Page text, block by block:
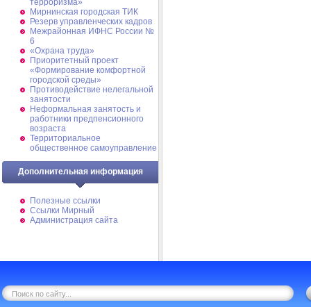
терроризма»
Мирнинская городская ТИК
Резерв управленческих кадров
Межрайонная ИФНС России №
6
«Охрана труда»
Приоритетный проект
«Формирование комфортной
городской среды»
Противодействие нелегальной
занятости
Неформальная занятость и
работники предпенсионного
возраста
Территориальное
общественное самоуправление
Дополнительная информация
Полезные ссылки
Ссылки Мирный
Администрация сайта